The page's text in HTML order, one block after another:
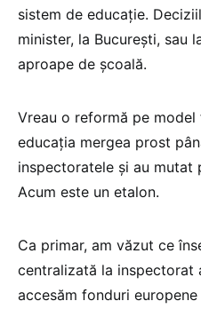
sistem de educație.
minister, la București, sau
aproape de școală.
Vreau o reformă pe model
educația mergea prost
inspectoratele și au mutat
Acum este un etalon.
Ca primar, am văzut ce
centralizată la inspectorat
accesăm fonduri